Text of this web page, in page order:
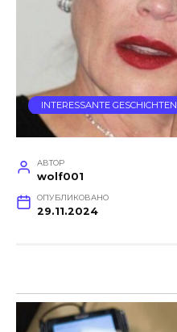
INTERESSANTE GESCHICHTEN
АВТОР
wolf001
ОПУБЛИКОВАНО
29.11.2024